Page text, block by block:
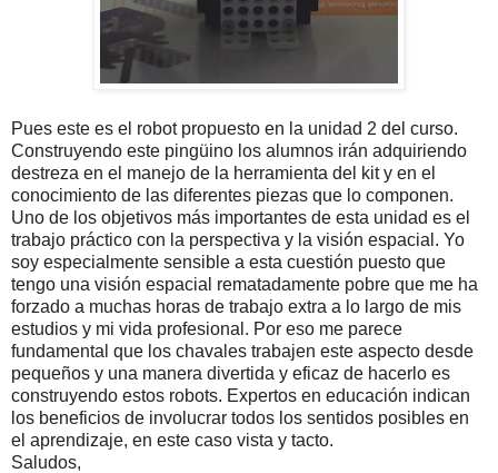
Pues este es el robot propuesto en la unidad 2 del curso.
Construyendo este pingüino los alumnos irán adquiriendo
destreza en el manejo de la herramienta del kit y en el
conocimiento de las diferentes piezas que lo componen.
Uno de los objetivos más importantes de esta unidad es el
trabajo práctico con la perspectiva y la visión espacial. Yo
soy especialmente sensible a esta cuestión puesto que
tengo una visión espacial rematadamente pobre que me ha
forzado a muchas horas de trabajo extra a lo largo de mis
estudios y mi vida profesional. Por eso me parece
fundamental que los chavales trabajen este aspecto desde
pequeños y una manera divertida y eficaz de hacerlo es
construyendo estos robots. Expertos en educación indican
los beneficios de involucrar todos los sentidos posibles en
el aprendizaje, en este caso vista y tacto.
Saludos,